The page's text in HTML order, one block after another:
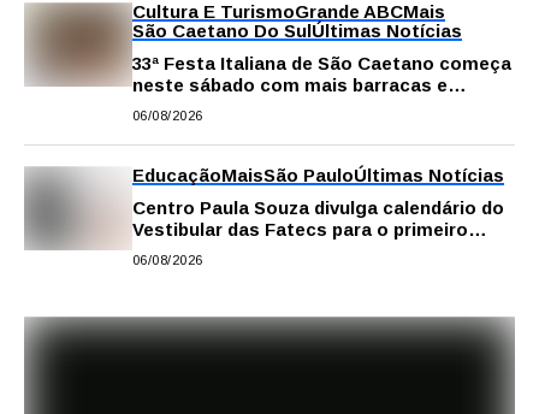
Cultura E TurismoGrande ABCMais
São Caetano Do SulÚltimas Notícias
33ª Festa Italiana de São Caetano começa
neste sábado com mais barracas e
novidades em decoração e atrações
06/08/2026
EducaçãoMaisSão PauloÚltimas Notícias
Centro Paula Souza divulga calendário do
Vestibular das Fatecs para o primeiro
semestre de 2027
06/08/2026